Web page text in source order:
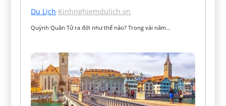
Du Lịch·Kinhnghiemdulich.vn
Quỳnh Quân Tử ra đời như thế nào? Trong vài năm…